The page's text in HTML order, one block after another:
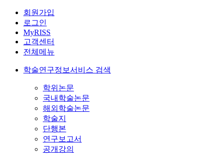
회원가입
로그인
MyRISS
고객센터
전체메뉴
학술연구정보서비스 검색
학위논문
국내학술논문
해외학술논문
학술지
단행본
연구보고서
공개강의